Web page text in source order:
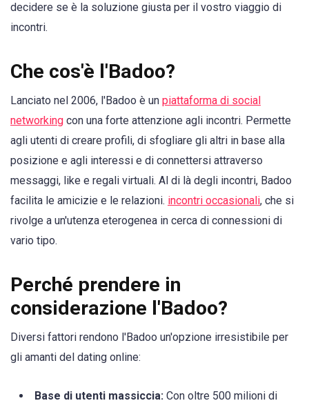
decidere se è la soluzione giusta per il vostro viaggio di
incontri.
Che cos'è l'Badoo?
Lanciato nel 2006, l'Badoo è un piattaforma di social
networking con una forte attenzione agli incontri. Permette
agli utenti di creare profili, di sfogliare gli altri in base alla
posizione e agli interessi e di connettersi attraverso
messaggi, like e regali virtuali. Al di là degli incontri, Badoo
facilita le amicizie e le relazioni. incontri occasionali, che si
rivolge a un'utenza eterogenea in cerca di connessioni di
vario tipo.
Perché prendere in
considerazione l'Badoo?
Diversi fattori rendono l'Badoo un'opzione irresistibile per
gli amanti del dating online:
Base di utenti massiccia: Con oltre 500 milioni di